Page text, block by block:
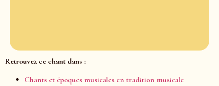
Retrouvez ce chant dans :
Chants et époques musicales en tradition musicale